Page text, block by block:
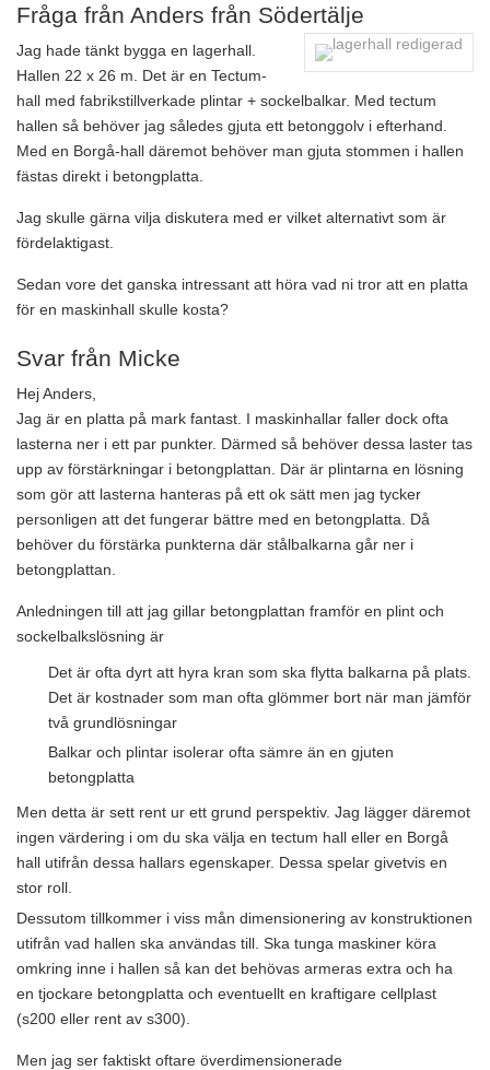
Fråga från Anders från Södertälje
Jag hade tänkt bygga en lagerhall.
Hallen 22 x 26 m. Det är en Tectum-
hall med fabrikstillverkade plintar + sockelbalkar. Med tectum
hallen så behöver jag således gjuta ett betonggolv i efterhand.
Med en Borgå-hall däremot behöver man gjuta stommen i hallen
fästas direkt i betongplatta.
Jag skulle gärna vilja diskutera med er vilket alternativt som är
fördelaktigast.
Sedan vore det ganska intressant att höra vad ni tror att en platta
för en maskinhall skulle kosta?
Svar från Micke
Hej Anders,
Jag är en platta på mark fantast. I maskinhallar faller dock ofta
lasterna ner i ett par punkter. Därmed så behöver dessa laster tas
upp av förstärkningar i betongplattan. Där är plintarna en lösning
som gör att lasterna hanteras på ett ok sätt men jag tycker
personligen att det fungerar bättre med en betongplatta. Då
behöver du förstärka punkterna där stålbalkarna går ner i
betongplattan.
Anledningen till att jag gillar betongplattan framför en plint och
sockelbalkslösning är
Det är ofta dyrt att hyra kran som ska flytta balkarna på plats.
Det är kostnader som man ofta glömmer bort när man jämför
två grundlösningar
Balkar och plintar isolerar ofta sämre än en gjuten
betongplatta
Men detta är sett rent ur ett grund perspektiv. Jag lägger däremot
ingen värdering i om du ska välja en tectum hall eller en Borgå
hall utifrån dessa hallars egenskaper. Dessa spelar givetvis en
stor roll.
Dessutom tillkommer i viss mån dimensionering av konstruktionen
utifrån vad hallen ska användas till. Ska tunga maskiner köra
omkring inne i hallen så kan det behövas armeras extra och ha
en tjockare betongplatta och eventuellt en kraftigare cellplast
(s200 eller rent av s300).
Men jag ser faktiskt oftare överdimensionerade